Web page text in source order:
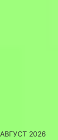
АВГУСТ 2026